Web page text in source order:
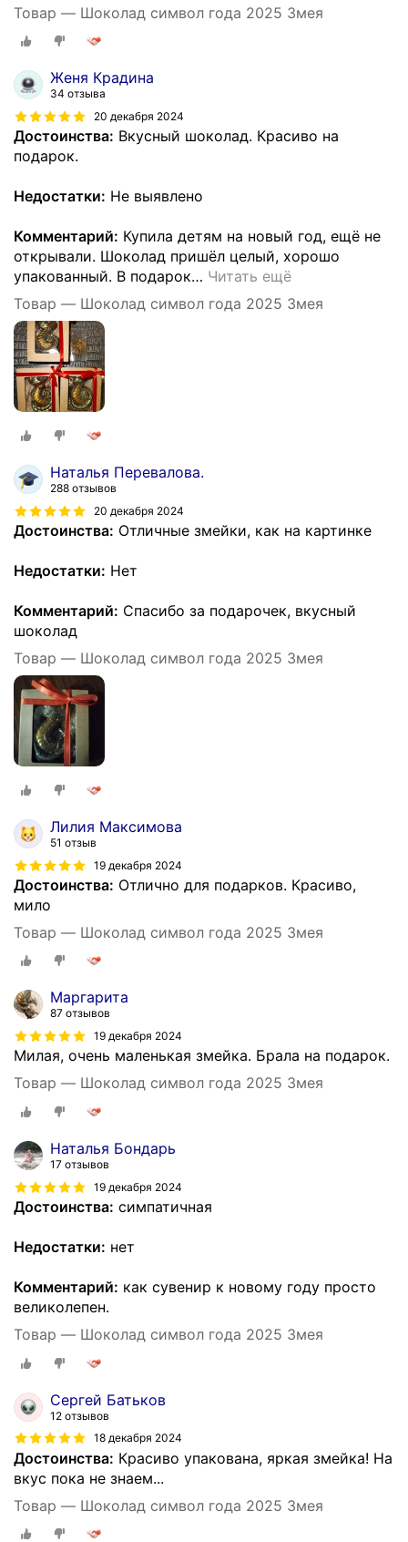
Товар — Шоколад символ года 2025 Змея
Женя Крадина
34 отзыва
20 декабря 2024
Достоинства: Вкусный шоколад. Красиво на
подарок.
Недостатки: Не выявлено
Комментарий: Купила детям на новый год, ещё не
открывали. Шоколад пришёл целый, хорошо
упакованный. В подарок… Читать ещё
Товар — Шоколад символ года 2025 Змея
Наталья Перевалова.
288 отзывов
20 декабря 2024
Достоинства: Отличные змейки, как на картинке
Недостатки: Нет
Комментарий: Спасибо за подарочек, вкусный
шоколад
Товар — Шоколад символ года 2025 Змея
Лилия Максимова
51 отзыв
19 декабря 2024
Достоинства: Отлично для подарков. Красиво,
мило
Товар — Шоколад символ года 2025 Змея
Маргарита
87 отзывов
19 декабря 2024
Милая, очень маленькая змейка. Брала на подарок.
Товар — Шоколад символ года 2025 Змея
Наталья Бондарь
17 отзывов
19 декабря 2024
Достоинства: симпатичная
Недостатки: нет
Комментарий: как сувенир к новому году просто
великолепен.
Товар — Шоколад символ года 2025 Змея
Сергей Батьков
12 отзывов
18 декабря 2024
Достоинства: Красиво упакована, яркая змейка! На
вкус пока не знаем...
Товар — Шоколад символ года 2025 Змея